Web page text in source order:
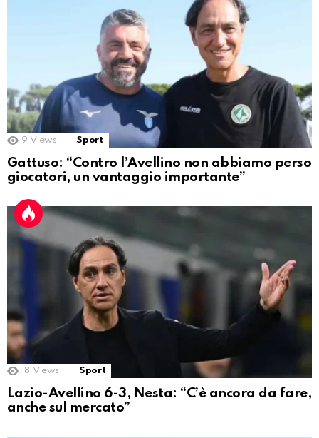
9 Views Sport
Gattuso: “Contro l’Avellino non abbiamo perso
giocatori, un vantaggio importante”
18 Views Sport
Lazio-Avellino 6-3, Nesta: “C’è ancora da fare,
anche sul mercato”